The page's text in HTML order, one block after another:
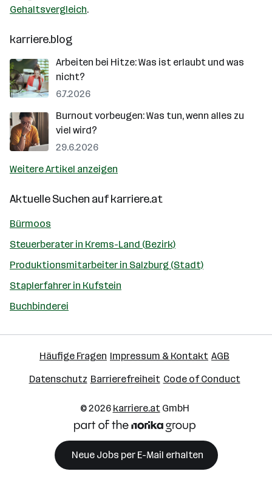
Gehaltsvergleich.
karriere.blog
Arbeiten bei Hitze: Was ist erlaubt und was
nicht?
6.7.2026
Burnout vorbeugen: Was tun, wenn alles zu
viel wird?
29.6.2026
Weitere Artikel anzeigen
Aktuelle Suchen aufkarriere.at
Bürmoos
Steuerberater in Krems-Land (Bezirk)
Produktionsmitarbeiter in Salzburg (Stadt)
Staplerfahrer in Kufstein
Buchbinderei
Häufige Fragen Impressum & Kontakt AGB
Datenschutz Barrierefreiheit Code of Conduct
© 2026 karriere.atGmbH
Neue Jobs per E-Mail erhalten